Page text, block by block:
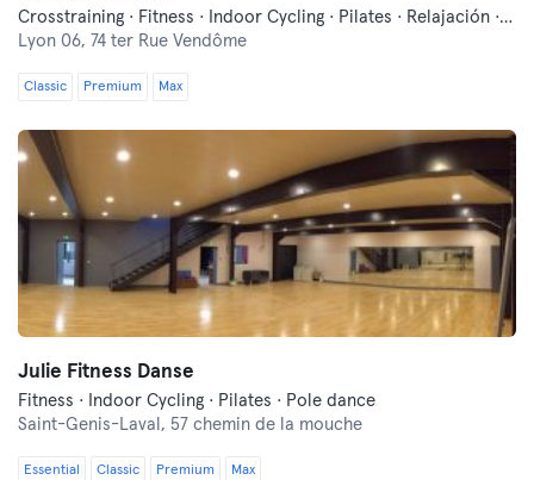
Crosstraining · Fitness · Indoor Cycling · Pilates · Relajación · Yoga
Lyon 06, 74 ter Rue Vendôme
Classic Premium Max
Julie Fitness Danse
Fitness · Indoor Cycling · Pilates · Pole dance
Saint-Genis-Laval, 57 chemin de la mouche
Essential Classic Premium Max